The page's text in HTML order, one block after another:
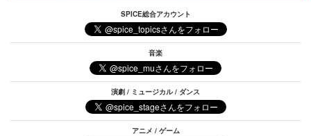
SPICE総合アカウント
音楽
演劇 / ミュージカル / ダンス
アニメ / ゲーム